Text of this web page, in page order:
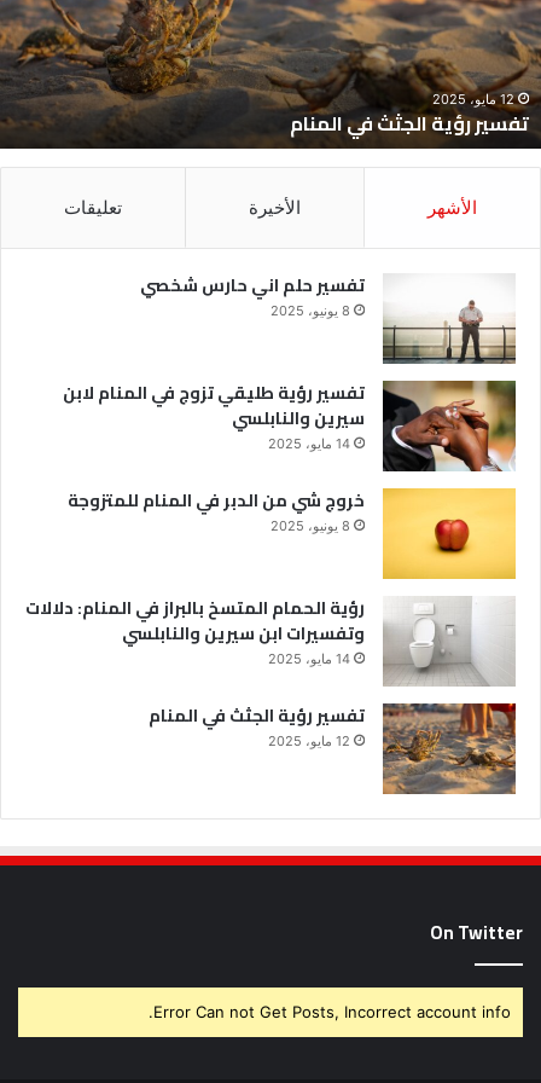
12 مايو، 2025
تفسير رؤية الجثث في المنام
الأشهر الأخيرة تعليقات
تفسير حلم اني حارس شخصي
8 يونيو، 2025
تفسير رؤية طليقي تزوج في المنام لابن
سيرين والنابلسي
14 مايو، 2025
خروج شي من الدبر في المنام للمتزوجة
8 يونيو، 2025
رؤية الحمام المتسخ بالبراز في المنام: دلالات
وتفسيرات ابن سيرين والنابلسي
14 مايو، 2025
تفسير رؤية الجثث في المنام
12 مايو، 2025
On Twitter
Error Can not Get Posts, Incorrect account info.